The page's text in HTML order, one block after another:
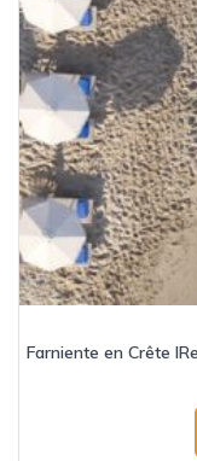
Farniente en Crête